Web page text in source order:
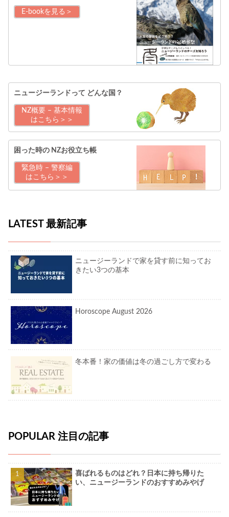
E-bookを見る＞
ニュージーランドって どんな国？
NZ概要 – 基本情報
はこちら＞＞
困った時の NZお役立ち帳
緊急時 – 警察編
はこちら＞＞
LATEST 最新記事
ニュージーランドで家を貸す前に知ってお
きたい3つの基本
Horoscope August 2026
冬本番！家の価値は冬の過ごし方で変わる
POPULAR 注目の記事
喜ばれるものはどれ？日本に持ち帰りた
い、ニュージーランドのおすすめみやげ